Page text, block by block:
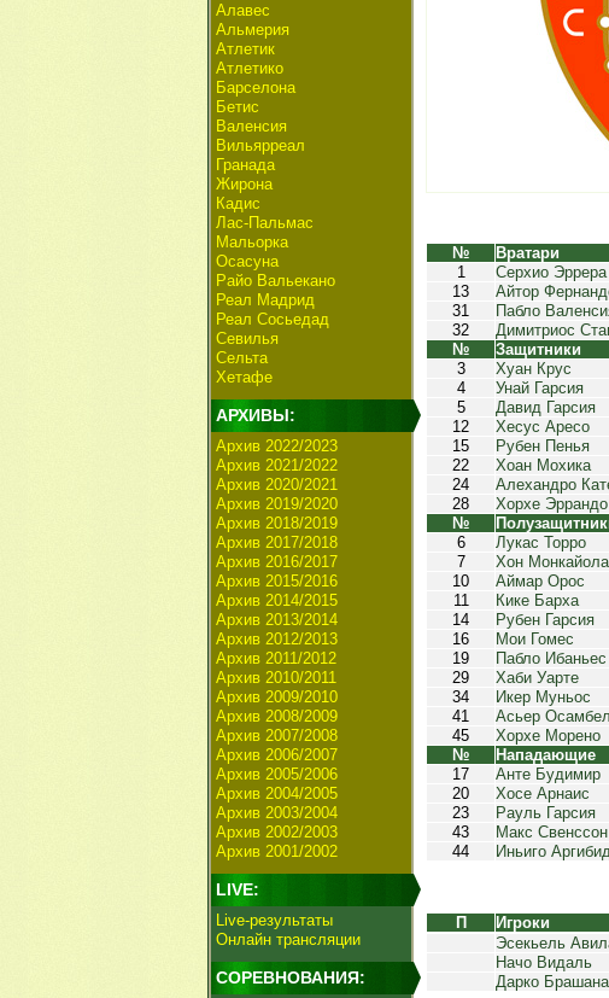
Алавес
Альмерия
Атлетик
Атлетико
Барселона
Бетис
Валенсия
Вильярреал
Гранада
Жирона
Кадис
Лас-Пальмас
Мальорка
Осасуна
Райо Вальекано
Реал Мадрид
Реал Сосьедад
Севилья
Сельта
Хетафе
АРХИВЫ:
Архив 2022/2023
Архив 2021/2022
Архив 2020/2021
Архив 2019/2020
Архив 2018/2019
Архив 2017/2018
Архив 2016/2017
Архив 2015/2016
Архив 2014/2015
Архив 2013/2014
Архив 2012/2013
Архив 2011/2012
Архив 2010/2011
Архив 2009/2010
Архив 2008/2009
Архив 2007/2008
Архив 2006/2007
Архив 2005/2006
Архив 2004/2005
Архив 2003/2004
Архив 2002/2003
Архив 2001/2002
LIVE:
Live-результаты
Онлайн трансляции
СОРЕВНОВАНИЯ:
№
Вратари
1
Серхио Эррера
13
Айтор
31
Пабло
32
Димитриос
№
Защитники
3
Хуан Крус
4
Унай Гарсия
5
Давид Гарсия
12
Хесус Аресо
15
Рубен Пенья
22
Хоан Мохика
24
Алехандро
28
Хорхе Эррандо
№
6
Лукас Торро
7
Хон Монкайола
10
Аймар Орос
11
Кике Барха
14
Рубен Гарсия
16
Мои Гомес
19
Пабло Ибаньес
29
Хаби Уарте
34
Икер Муньос
41
Асьер
45
Хорхе Морено
№
Нападающие
17
Анте Будимир
20
Хосе Арнаис
23
Рауль Гарсия
43
Макс Свенссон
44
Иньиго
П
Игроки
Эсекьель
Начо Видаль
Дарко